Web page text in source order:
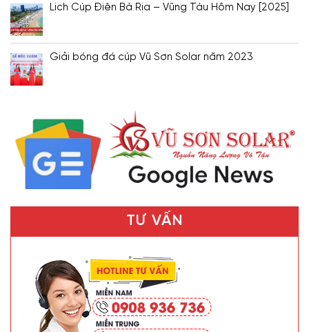
Lịch Cúp Điện Bà Rịa – Vũng Tàu Hôm Nay [2025]
Giải bóng đá cúp Vũ Sơn Solar năm 2023
TƯ VẤN